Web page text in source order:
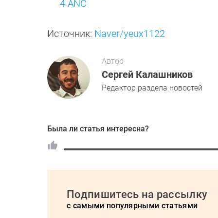
4 ANC
Источник: Naver/yeux1122
Автор
Сергей Калашников
Редактор раздела новостей
Была ли статья интересна?
Подпишитесь на рассылку
с самыми популярными статьями